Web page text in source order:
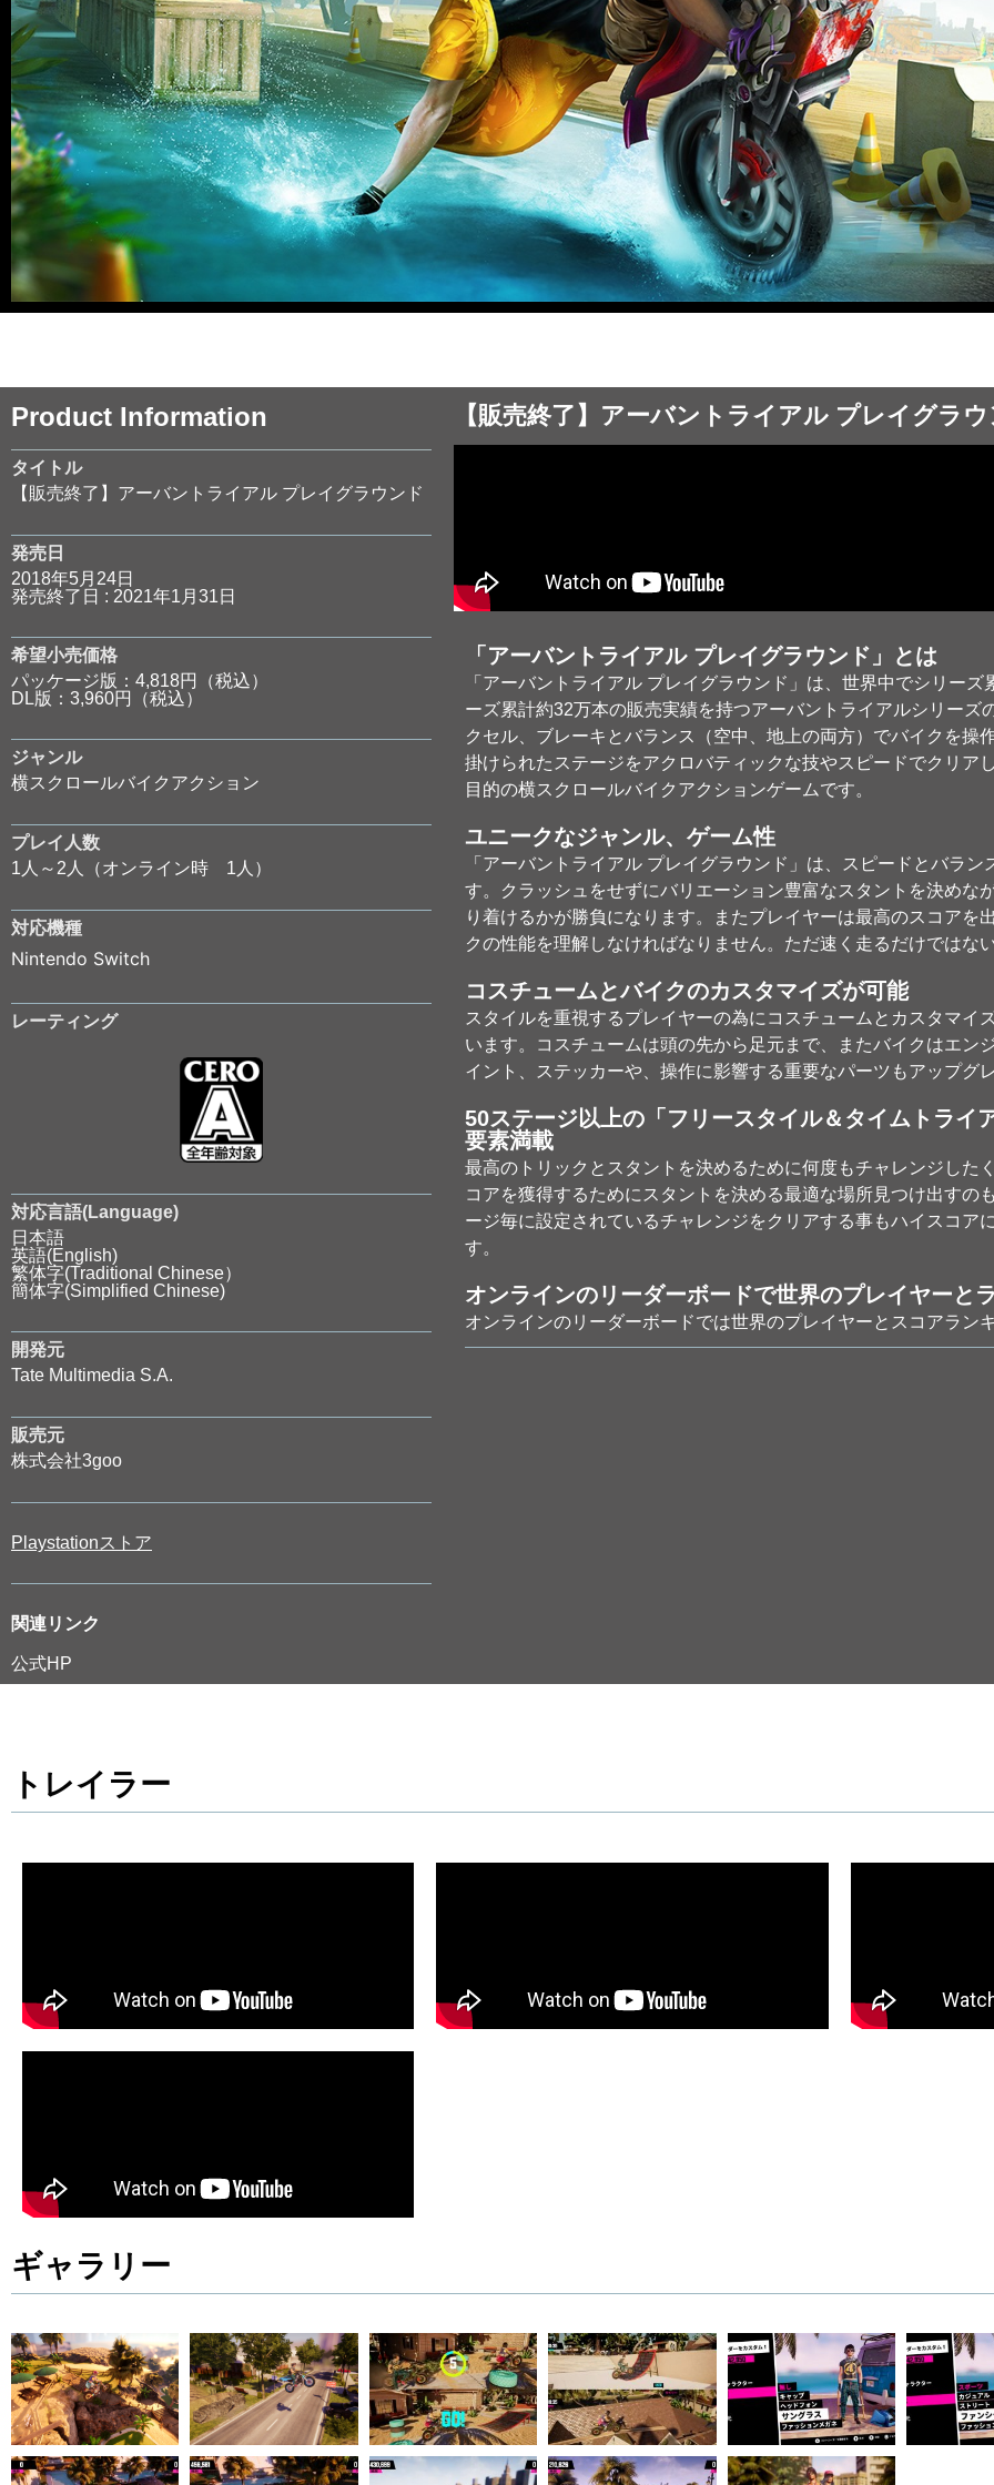
Product Information
タイトル
【販売終了】アーバントライアル プレイグラウンド
発売日
2018年5月24日
発売終了日 : 2021年1月31日
希望小売価格
パッケージ版：4,818円（税込）
DL版：3,960円（税込）
ジャンル
横スクロールバイクアクション
プレイ人数
1人～2人（オンライン時 1人）
対応機種
Nintendo Switch
レーティング
対応言語(Language)
日本語
英語(English)
繁体字(Traditional Chinese）
簡体字(Simplified Chinese)
開発元
Tate Multimedia S.A.
販売元
株式会社3goo
Playstationストア
関連リンク
公式HP
【販売終了】アーバントライアル プレイグラ
「アーバントライアル プレイグラウンド」とは
「アーバントライアル プレイグラウンド」は、世界中でシリー
ーズ累計約32万本の販売実績を持つアーバントライアルシリーズ
クセル、ブレーキとバランス（空中、地上の両方）でバイクを操
掛けられたステージをアクロバティックな技やスピードでクリア
目的の横スクロールバイクアクションゲームです。
ユニークなジャンル、ゲーム性
「アーバントライアル プレイグラウンド」は、スピードとバラ
す。クラッシュをせずにバリエーション豊富なスタントを決めな
り着けるかが勝負になります。またプレイヤーは最高のスコアを
クの性能を理解しなければなりません。ただ速く走るだけではな
コスチュームとバイクのカスタマイズが可能
スタイルを重視するプレイヤーの為にコスチュームとカスタマイ
います。コスチュームは頭の先から足元まで、またバイクはエン
イント、ステッカーや、操作に影響する重要なパーツもアップグ
50ステージ以上の「フリースタイル＆タイムトライ
要素満載
最高のトリックとスタントを決めるために何度もチャレンジした
コアを獲得するためにスタントを決める最適な場所見つけ出すの
ージ毎に設定されているチャレンジをクリアする事もハイスコア
す。
オンラインのリーダーボードで世界のプレイヤーと
オンラインのリーダーボードでは世界のプレイヤーとスコアラン
トレイラー
ギャラリー